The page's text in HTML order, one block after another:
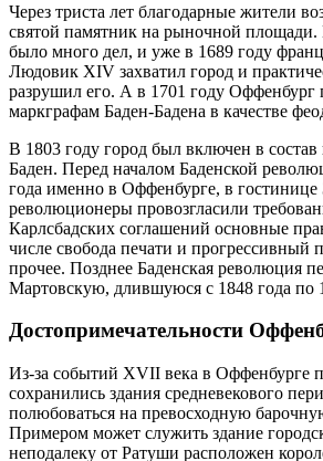
Через триста лет благодарные жители
святой памятник на рыночной
было много дел, и уже в 1689 году
Людовик XIV захватил город и
разрушил его. А в 1701 году Оффенбург
маркграфам Баден-Бадена в качестве
В 1803 году город был включен в
Баден. Перед началом Баденской
года именно в Оффенбурге, в гостинице
революционеры провозгласили
Карлсбадских соглашений основные
числе свобода печати и прогрессивный
прочее. Позднее Баденская революция
Мартовскую, длившуюся с 1848 года по
Достопримечательности
Из-за событий XVII века в Оффенбурге
сохранились здания средневекового
полюбоваться на превосходную
Примером может служить здание
неподалеку от Ратуши расположен